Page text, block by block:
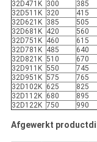
32D471K 300 385
32D511K 320 415
32D621K 385 505
32D681K 420 560
32D751K 460 615
32D781K 485 640
32D821K 510 670
32D911K 550 745
32D951K 575 765
32D102K 625 825
32D112K 680 895
32D122K 750 990
Afgewerkt